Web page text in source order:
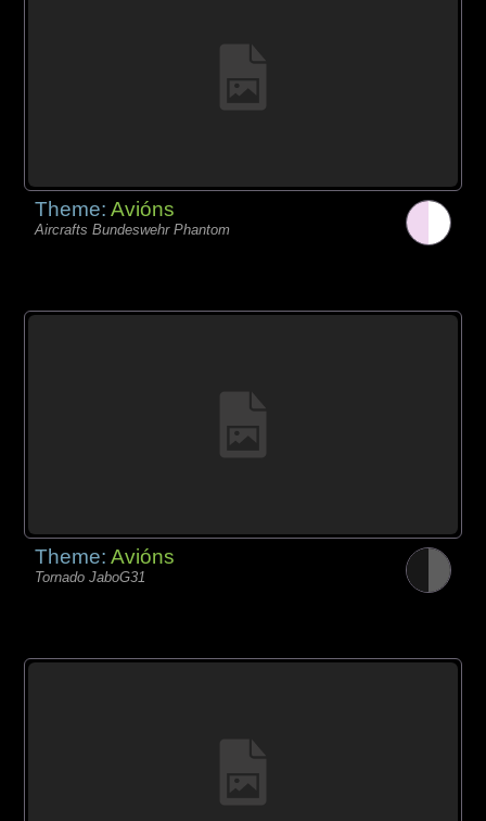
Theme:Avións
Aircrafts Bundeswehr Phantom
Theme:Avións
Tornado JaboG31